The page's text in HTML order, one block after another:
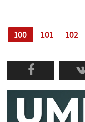
100 101 102